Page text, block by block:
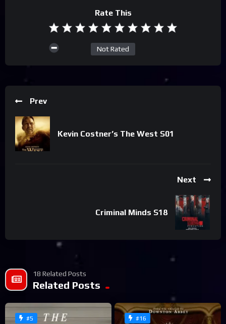
Rate This
Not Rated
Prev
Kevin Costner’s The West S01
Next
Criminal Minds S18
18 Related Posts
Related Posts
#5 #16